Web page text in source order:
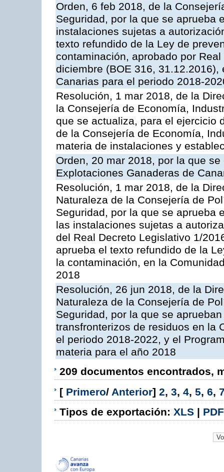
Orden, 6 feb 2018, de la
Seguridad, por la que se aprueba
instalaciones sujetas a
texto refundido de la Ley de
contaminación, aprobado por
diciembre (BOE 316,
Canarias para el periodo 2018-
Resolución, 1 mar 2018, de la
la Consejería de Economía,
que se actualiza, para el ejercicio
de la Consejería de Economía,
materia de instalaciones y
Orden, 20 mar 2018, por la que
Explotaciones Ganaderas de
Resolución, 1 mar 2018, de la
Naturaleza de la Consejería de
Seguridad, por la que se aprueba
las instalaciones sujetas a
del Real Decreto Legislativo 1/
aprueba el texto refundido de la
la contaminación, en la
2018
Resolución, 26 jun 2018, de la
Naturaleza de la Consejería de
Seguridad, por la que se
transfronterizos de residuos en la
el periodo 2018-2022, y el
materia para el año 2018
209 documentos encontrados,
[ Primero/ Anterior] 2, 3, 4, 5, 6,
Tipos de exportación: XLS | PDF